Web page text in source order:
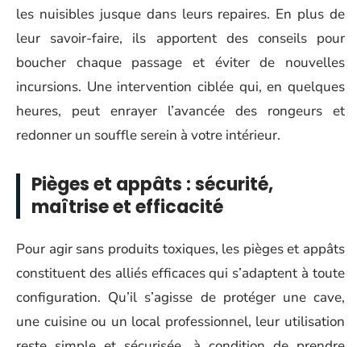
les nuisibles jusque dans leurs repaires. En plus de
leur savoir-faire, ils apportent des conseils pour
boucher chaque passage et éviter de nouvelles
incursions. Une intervention ciblée qui, en quelques
heures, peut enrayer l’avancée des rongeurs et
redonner un souffle serein à votre intérieur.
Pièges et appâts : sécurité,
maîtrise et efficacité
Pour agir sans produits toxiques, les pièges et appâts
constituent des alliés efficaces qui s’adaptent à toute
configuration. Qu’il s’agisse de protéger une cave,
une cuisine ou un local professionnel, leur utilisation